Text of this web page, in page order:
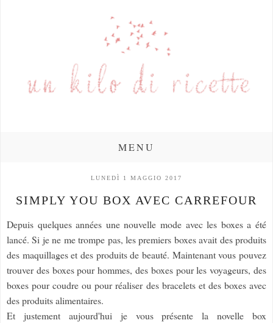
MENU
LUNEDÌ 1 MAGGIO 2017
SIMPLY YOU BOX AVEC CARREFOUR
Depuis quelques années une nouvelle mode avec les boxes a été
lancé. Si je ne me trompe pas, les premiers boxes avait des produits
des maquillages et des produits de beauté. Maintenant vous pouvez
trouver des boxes pour hommes, des boxes pour les voyageurs, des
boxes pour coudre ou pour réaliser des bracelets et des boxes avec
des produits alimentaires.
Et justement aujourd'hui je vous présente la novelle box